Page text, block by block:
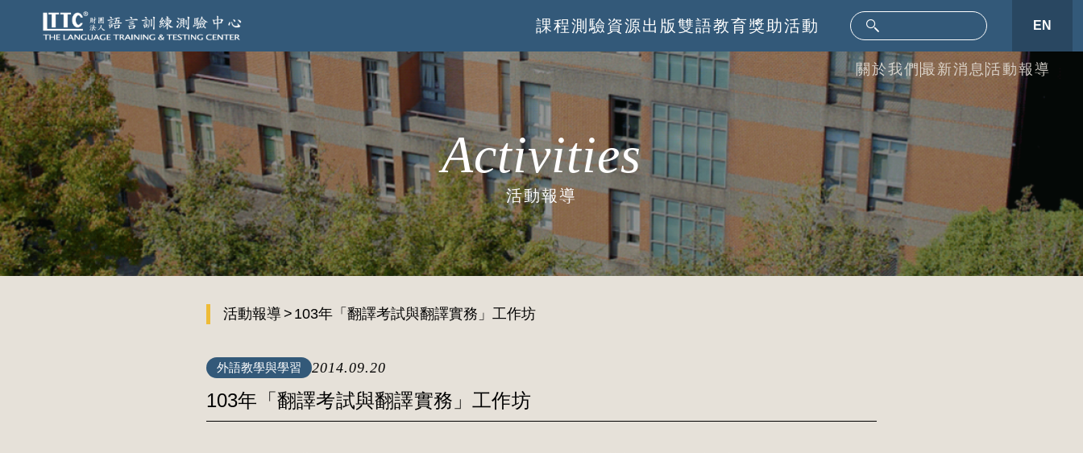
課程測驗資源出版雙語教育獎助活動 EN
關於我們 最新消息 活動報導
Activities
活動報導
活動報導 103年「翻譯考試與翻譯實務」工作坊
外語教學與學習 2014.09.20
103年「翻譯考試與翻譯實務」工作坊